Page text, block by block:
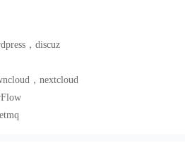
，discuz
，nextcloud